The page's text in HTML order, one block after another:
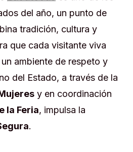
del año, un punto de
tradición, cultura y
que cada visitante viva
ambiente de respeto y
del Estado, a través de la
y en coordinación
la Feria, impulsa la
.